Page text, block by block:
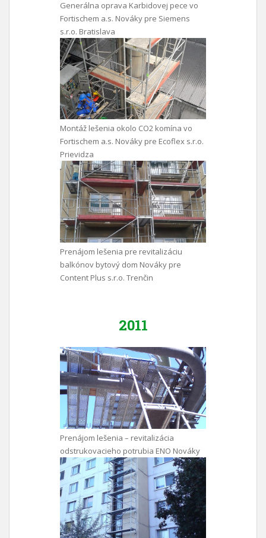
Generálna oprava Karbidovej pece vo
Fortischem a.s. Nováky pre Siemens
s.r.o. Bratislava
Montáž lešenia okolo CO2 komína vo
Fortischem a.s. Nováky pre Ecoflex s.r.o.
Prievidza
Prenájom lešenia pre revitalizáciu
balkónov bytový dom Nováky pre
Content Plus s.r.o. Trenčin
2011
Prenájom lešenia – revitalizácia
odstrukovacieho potrubia ENO Nováky